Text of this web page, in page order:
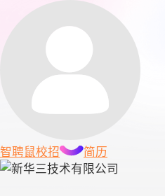
智聘鼠校招 简历